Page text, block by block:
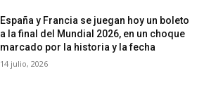
España y Francia se juegan hoy un boleto
a la final del Mundial 2026, en un choque
marcado por la historia y la fecha
14 julio, 2026